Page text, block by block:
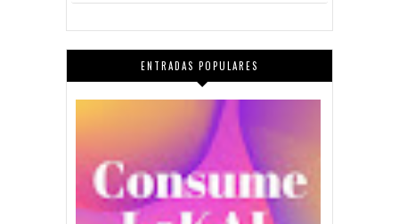
ENTRADAS POPULARES